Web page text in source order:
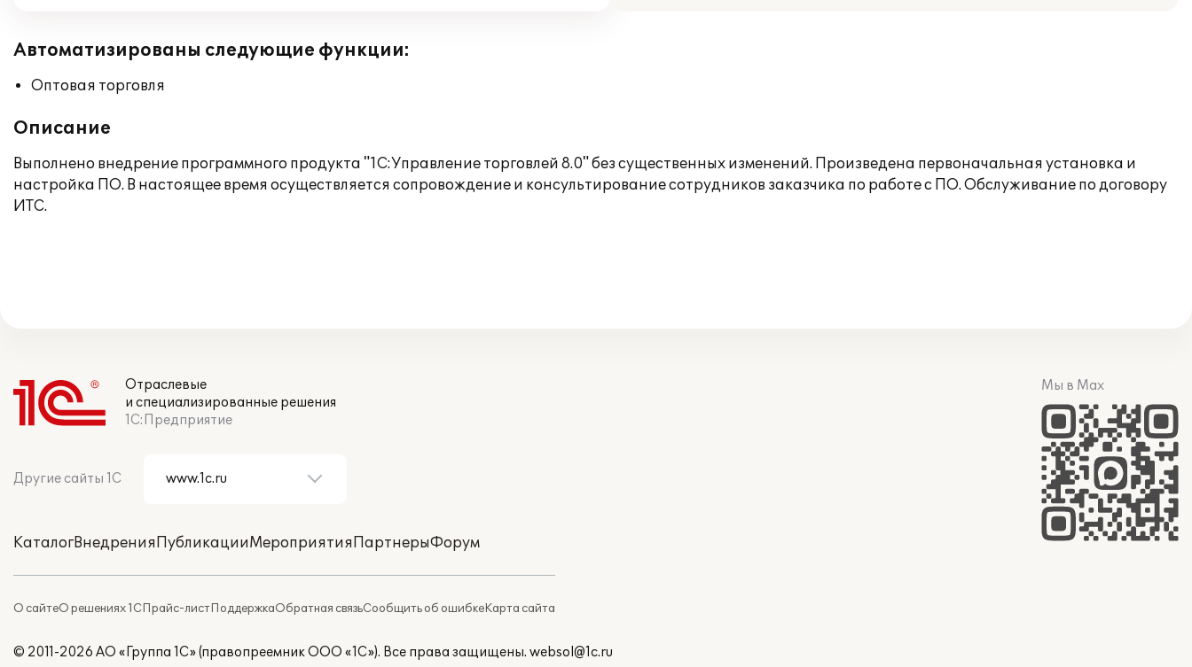
Автоматизированы следующие функции:
Оптовая торговля
Описание
Выполнено внедрение программного продукта "1С:Управление торговлей 8.0" без существенных изменений. Произведена первоначальная установка и
настройка ПО. В настоящее время осуществляется сопровождение и консультирование сотрудников заказчика по работе с ПО. Обслуживание по договору
ИТС.
Отраслевые
и специализированные решения
1С:Предприятие
Другие сайты 1С
КаталогВнедренияПубликацииМероприятияПартнерыФорум
О сайтеО решениях 1СПрайс-листПоддержкаОбратная связьСообщить об ошибкеКарта сайта
Мы в Max
© 2011-2026 АО «Группа 1С» (правопреемник ООО «1С»). Все права защищены. websol@1c.ru